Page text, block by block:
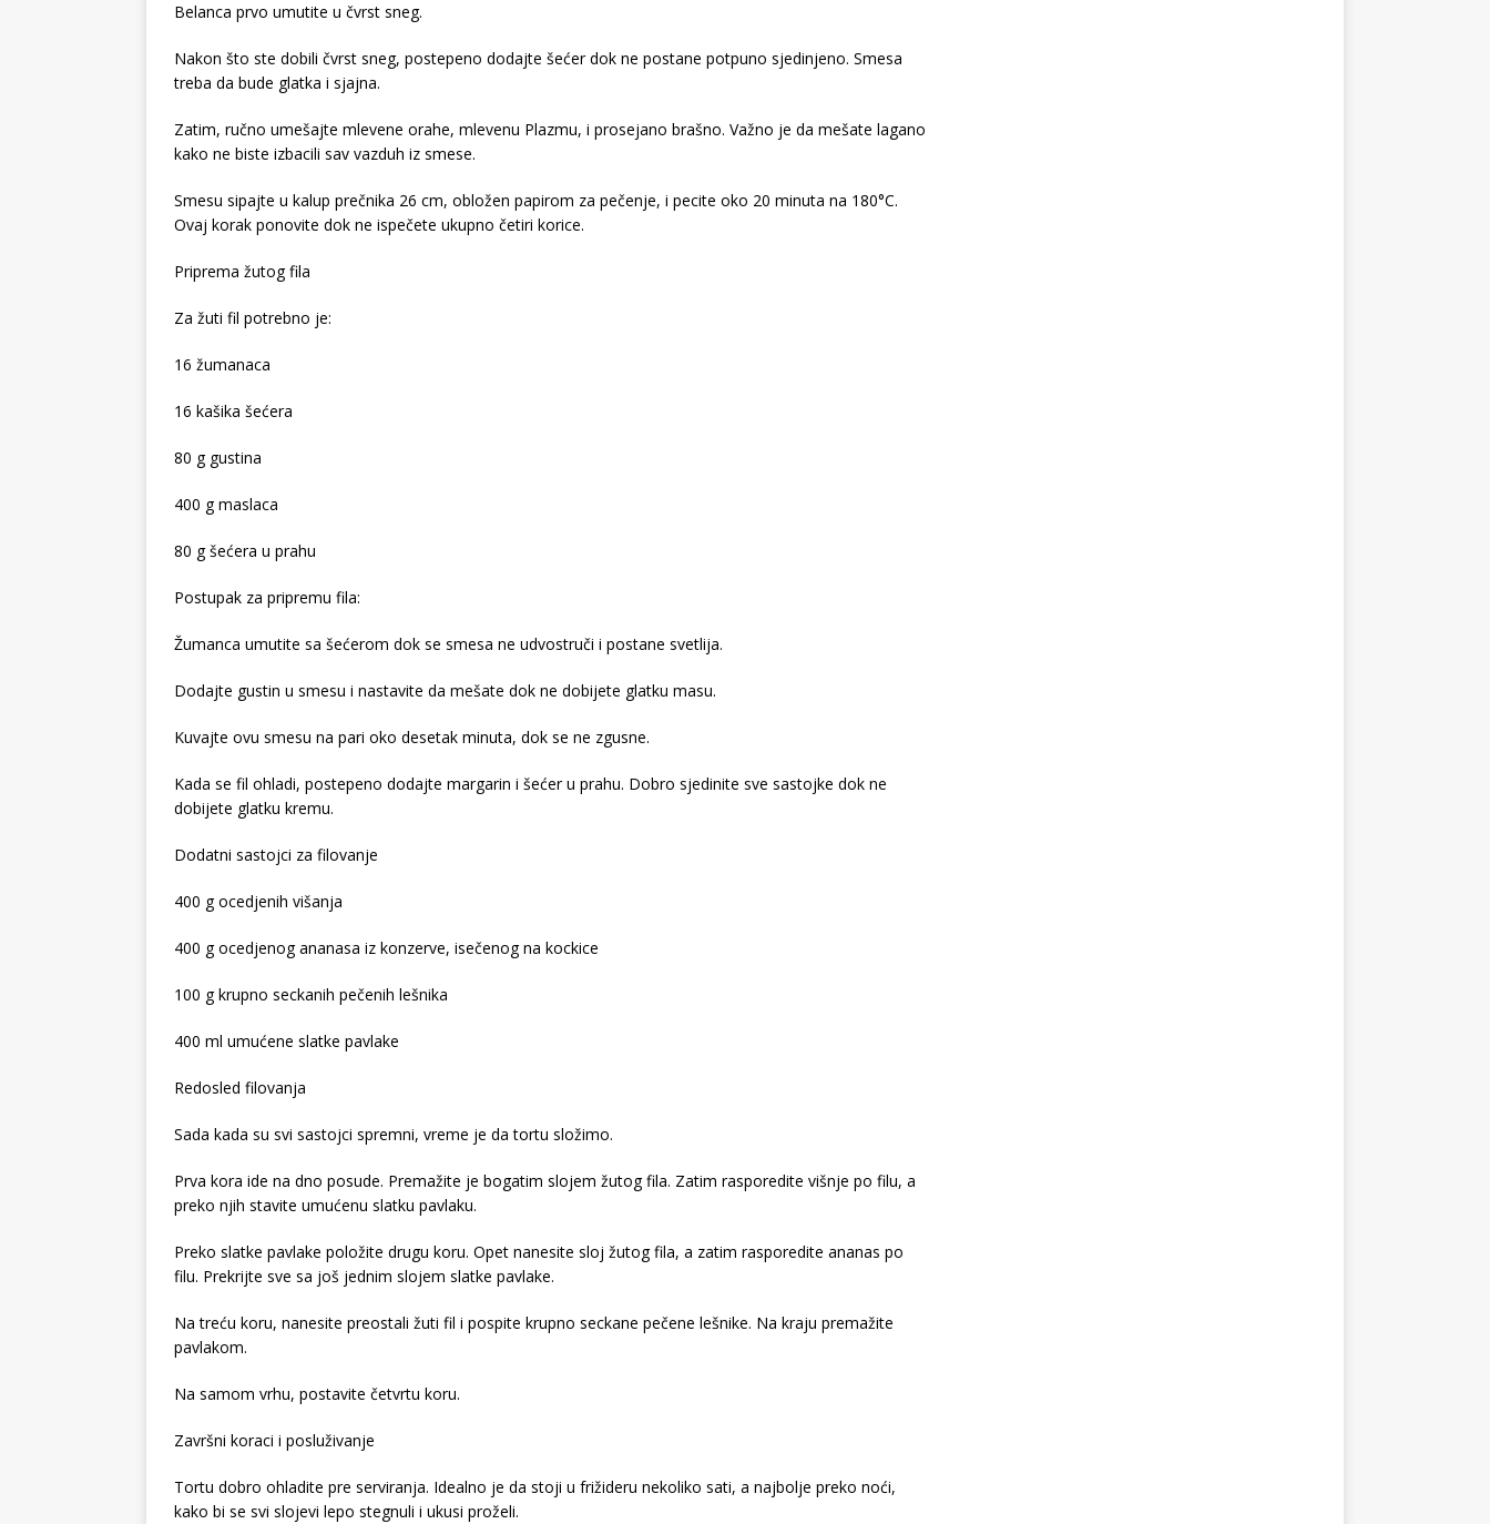
Belanca prvo umutite u čvrst sneg.
Nakon što ste dobili čvrst sneg, postepeno dodajte šećer dok ne postane potpuno sjedinjeno. Smesa
treba da bude glatka i sjajna.
Zatim, ručno umešajte mlevene orahe, mlevenu Plazmu, i prosejano brašno. Važno je da mešate lagano
kako ne biste izbacili sav vazduh iz smese.
Smesu sipajte u kalup prečnika 26 cm, obložen papirom za pečenje, i pecite oko 20 minuta na 180°C.
Ovaj korak ponovite dok ne ispečete ukupno četiri korice.
Priprema žutog fila
Za žuti fil potrebno je:
16 žumanaca
16 kašika šećera
80 g gustina
400 g maslaca
80 g šećera u prahu
Postupak za pripremu fila:
Žumanca umutite sa šećerom dok se smesa ne udvostruči i postane svetlija.
Dodajte gustin u smesu i nastavite da mešate dok ne dobijete glatku masu.
Kuvajte ovu smesu na pari oko desetak minuta, dok se ne zgusne.
Kada se fil ohladi, postepeno dodajte margarin i šećer u prahu. Dobro sjedinite sve sastojke dok ne
dobijete glatku kremu.
Dodatni sastojci za filovanje
400 g ocedjenih višanja
400 g ocedjenog ananasa iz konzerve, isečenog na kockice
100 g krupno seckanih pečenih lešnika
400 ml umućene slatke pavlake
Redosled filovanja
Sada kada su svi sastojci spremni, vreme je da tortu složimo.
Prva kora ide na dno posude. Premažite je bogatim slojem žutog fila. Zatim rasporedite višnje po filu, a
preko njih stavite umućenu slatku pavlaku.
Preko slatke pavlake položite drugu koru. Opet nanesite sloj žutog fila, a zatim rasporedite ananas po
filu. Prekrijte sve sa još jednim slojem slatke pavlake.
Na treću koru, nanesite preostali žuti fil i pospite krupno seckane pečene lešnike. Na kraju premažite
pavlakom.
Na samom vrhu, postavite četvrtu koru.
Završni koraci i posluživanje
Tortu dobro ohladite pre serviranja. Idealno je da stoji u frižideru nekoliko sati, a najbolje preko noći,
kako bi se svi slojevi lepo stegnuli i ukusi proželi.